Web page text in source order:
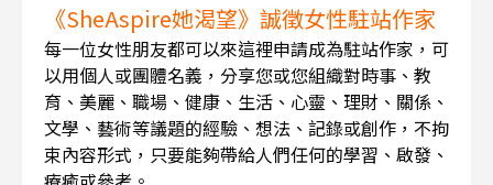
《SheAspire她渴望》誠徵女性駐站作家
每一位女性朋友都可以來這裡申請成為駐站作家，可
以用個人或團體名義，分享您或您組織對時事、教
育、美麗、職場、健康、生活、心靈、理財、關係、
文學、藝術等議題的經驗、想法、記錄或創作，不拘
束內容形式，只要能夠帶給人們任何的學習、啟發、